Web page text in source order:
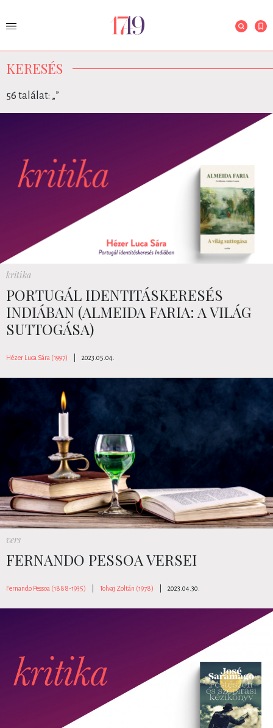
KERESÉS
56 találat: „”
kritika
PORTUGÁL IDENTITÁSKERESÉS
INDIÁBAN (ALMEIDA FARIA: A VILÁG
SUTTOGÁSA)
Hézer Luca Sára (1997) 2023.05.04.
vers
FERNANDO PESSOA VERSEI
Fernando Pessoa (1888-1935) Tolvaj Zoltán (1978) 2023.04.30.